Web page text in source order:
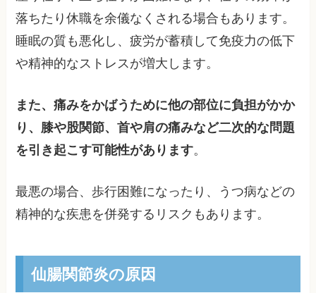
落ちたり休職を余儀なくされる場合もあります。
睡眠の質も悪化し、疲労が蓄積して免疫力の低下
や精神的なストレスが増大します。
また、痛みをかばうために他の部位に負担がかか
り、膝や股関節、首や肩の痛みなど二次的な問題
を引き起こす可能性があります。
最悪の場合、歩行困難になったり、うつ病などの
精神的な疾患を併発するリスクもあります。
仙腸関節炎の原因